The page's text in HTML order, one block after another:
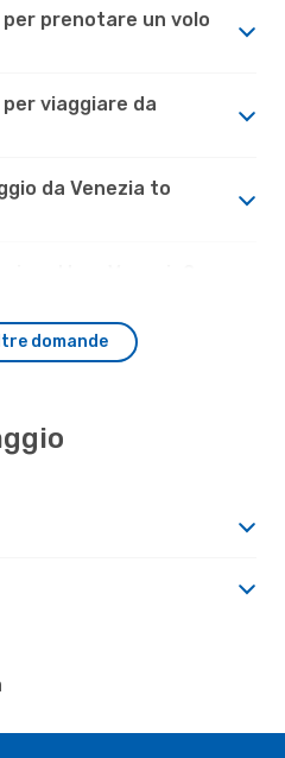
per prenotare un volo
viaggiare da
da Venezia to
domande